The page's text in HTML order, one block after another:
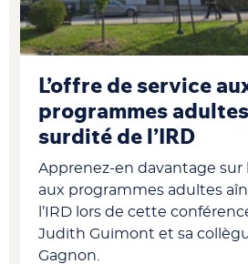
L’offre de service
programmes
surdité de l’IRD
Apprenez-en davantage sur
aux programmes adultes
l’IRD lors de cette
Judith Guimont et sa
Gagnon.